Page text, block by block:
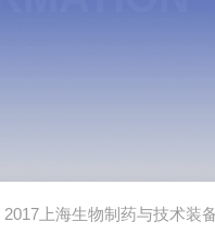
2017上海生物制药与技术装